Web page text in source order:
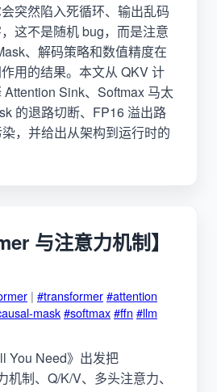
突然陷入死循环、输出乱码
这不是随机 bug，而是注意
、解码策略和数值精度在
用的结果。本文从 QKV 计
Sink、Softmax 马太
的退路切断、FP16 溢出路
，并给出从架构到运行时的
与注意力机制】
| #transformer#attention
mask#softmax#ffn #llm
You Need》出发把
机制、Q/K/V、多头注意力、